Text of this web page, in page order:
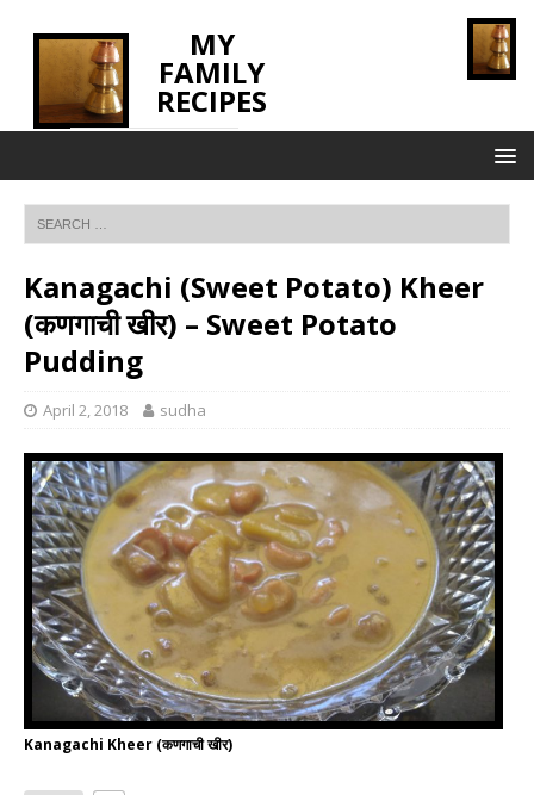
MY
FAMILY
RECIPES
Kanagachi (Sweet Potato) Kheer
(कणगाची खीर) – Sweet Potato
Pudding
April 2, 2018 sudha
Kanagachi Kheer (कणगाची खीर)